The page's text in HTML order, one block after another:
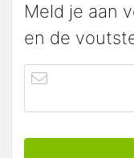
Meld je aan
en de